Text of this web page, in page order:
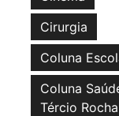
Cirurgia
Coluna
Coluna
Tércio Rocha